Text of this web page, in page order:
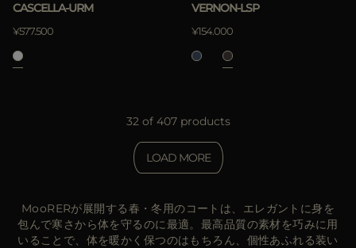
CASCELLA-URM
¥577.500
VERNON-LSP
¥154.000
32 of 407 products
LOAD MORE
MooRERが展開する春・冬用のコートは、エレガントに身を
包んで寒さから体を守るのに最適。最高品質の素材を巧みに用
いることで、体を暖かく保つのはもちろん、個性あふれる装い